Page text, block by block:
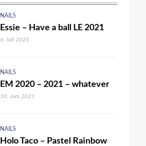
NAILS
Essie – Have a ball LE 2021
6. Juli 2021
NAILS
EM 2020 – 2021 – whatever
30. Juni 2021
NAILS
Holo Taco – Pastel Rainbow